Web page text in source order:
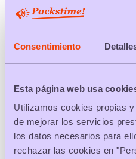
Consentimiento
Esta página web usa
Utilizamos cookies propias
de mejorar los servicios
los datos necesarios para
rechazar las cookies en
TOUS LES PACKS
Packs de produits
Packs de services